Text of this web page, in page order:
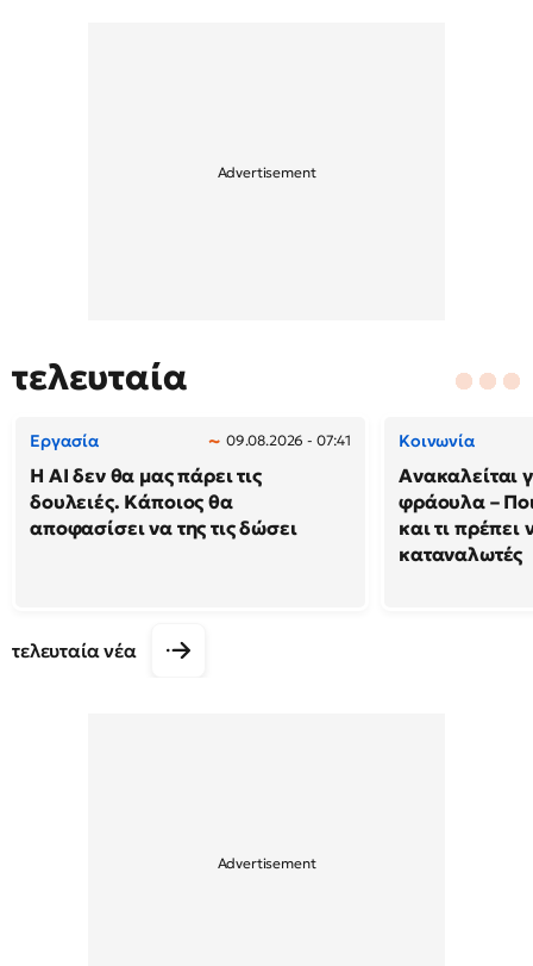
τελευταία
Εργασία 09.08.2026 - 07:41
Η AI δεν θα μας πάρει τις
δουλειές. Κάποιος θα
αποφασίσει να της τις δώσει
Κοινωνία
Ανακαλείται
φράουλα –
και τι πρέπει
καταναλωτές
τελευταία νέα